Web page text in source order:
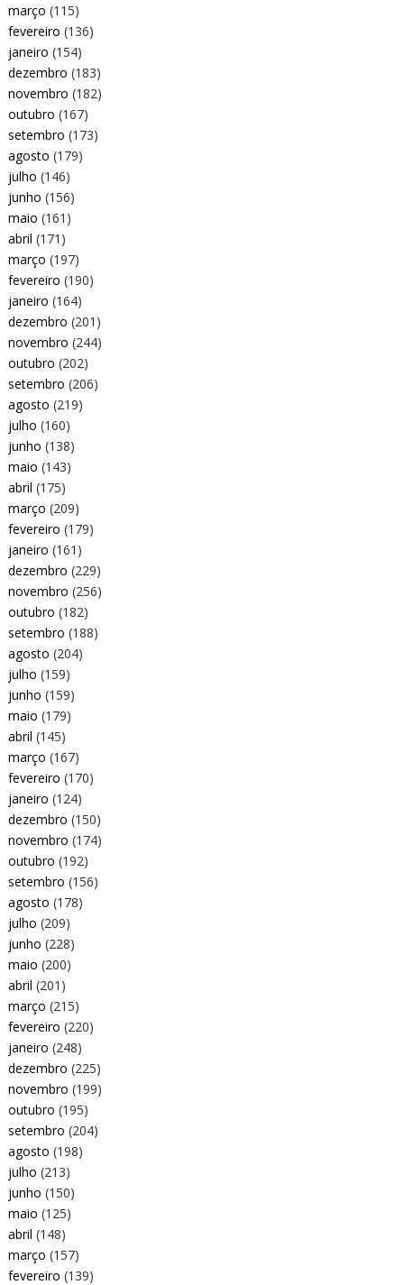
março (115)
fevereiro (136)
janeiro (154)
dezembro (183)
novembro (182)
outubro (167)
setembro (173)
agosto (179)
julho (146)
junho (156)
maio (161)
abril (171)
março (197)
fevereiro (190)
janeiro (164)
dezembro (201)
novembro (244)
outubro (202)
setembro (206)
agosto (219)
julho (160)
junho (138)
maio (143)
abril (175)
março (209)
fevereiro (179)
janeiro (161)
dezembro (229)
novembro (256)
outubro (182)
setembro (188)
agosto (204)
julho (159)
junho (159)
maio (179)
abril (145)
março (167)
fevereiro (170)
janeiro (124)
dezembro (150)
novembro (174)
outubro (192)
setembro (156)
agosto (178)
julho (209)
junho (228)
maio (200)
abril (201)
março (215)
fevereiro (220)
janeiro (248)
dezembro (225)
novembro (199)
outubro (195)
setembro (204)
agosto (198)
julho (213)
junho (150)
maio (125)
abril (148)
março (157)
fevereiro (139)